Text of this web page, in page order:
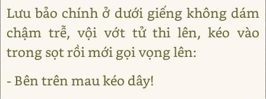
Lưu bảo chính ở dưới giếng không dám
chậm trễ, vội vớt tử thi lên, kéo vào
trong sọt rồi mới gọi vọng lên:
- Bên trên mau kéo dây!